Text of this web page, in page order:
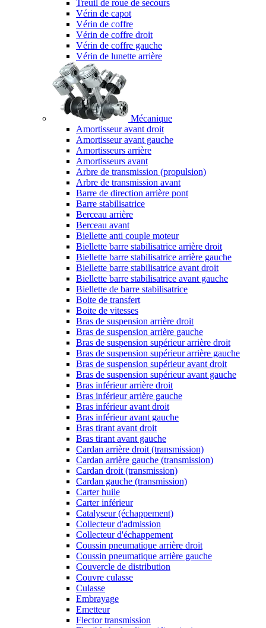
Treuil de roue de secours
Vérin de capot
Vérin de coffre
Vérin de coffre droit
Vérin de coffre gauche
Vérin de lunette arrière
Mécanique
Amortisseur avant droit
Amortisseur avant gauche
Amortisseurs arrière
Amortisseurs avant
Arbre de transmission (propulsion)
Arbre de transmission avant
Barre de direction arrière pont
Barre stabilisatrice
Berceau arrière
Berceau avant
Biellette anti couple moteur
Biellette barre stabilisatrice arrière droit
Biellette barre stabilisatrice arrière gauche
Biellette barre stabilisatrice avant droit
Biellette barre stabilisatrice avant gauche
Biellette de barre stabilisatrice
Boite de transfert
Boite de vitesses
Bras de suspension arrière droit
Bras de suspension arrière gauche
Bras de suspension supérieur arrière droit
Bras de suspension supérieur arrière gauche
Bras de suspension supérieur avant droit
Bras de suspension supérieur avant gauche
Bras inférieur arrière droit
Bras inférieur arrière gauche
Bras inférieur avant droit
Bras inférieur avant gauche
Bras tirant avant droit
Bras tirant avant gauche
Cardan arrière droit (transmission)
Cardan arrière gauche (transmission)
Cardan droit (transmission)
Cardan gauche (transmission)
Carter huile
Carter inférieur
Catalyseur (échappement)
Collecteur d'admission
Collecteur d'échappement
Coussin pneumatique arrière droit
Coussin pneumatique arrière gauche
Couvercle de distribution
Couvre culasse
Culasse
Embrayage
Emetteur
Flector transmission